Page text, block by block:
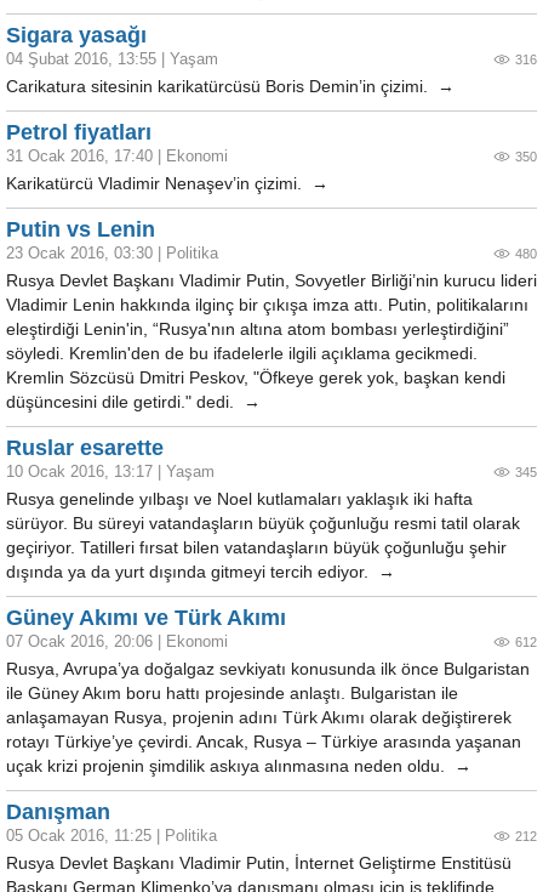
Sigara yasağı
04 Şubat 2016, 13:55 Yaşam 316
Carikatura sitesinin karikatürcüsü Boris Demin’in çizimi. →
Petrol fiyatları
31 Ocak 2016, 17:40 Ekonomi 350
Karikatürcü Vladimir Nenaşev’in çizimi. →
Putin vs Lenin
23 Ocak 2016, 03:30 Politika 480
Rusya Devlet Başkanı Vladimir Putin, Sovyetler Birliği’nin kurucu lideri
Vladimir Lenin hakkında ilginç bir çıkışa imza attı. Putin, politikalarını
eleştirdiği Lenin'in, “Rusya'nın altına atom bombası yerleştirdiğini”
söyledi. Kremlin'den de bu ifadelerle ilgili açıklama gecikmedi.
Kremlin Sözcüsü Dmitri Peskov, "Öfkeye gerek yok, başkan kendi
düşüncesini dile getirdi." dedi. →
Ruslar esarette
10 Ocak 2016, 13:17 Yaşam 345
Rusya genelinde yılbaşı ve Noel kutlamaları yaklaşık iki hafta
sürüyor. Bu süreyi vatandaşların büyük çoğunluğu resmi tatil olarak
geçiriyor. Tatilleri fırsat bilen vatandaşların büyük çoğunluğu şehir
dışında ya da yurt dışında gitmeyi tercih ediyor. →
Güney Akımı ve Türk Akımı
07 Ocak 2016, 20:06 Ekonomi 612
Rusya, Avrupa’ya doğalgaz sevkiyatı konusunda ilk önce Bulgaristan
ile Güney Akım boru hattı projesinde anlaştı. Bulgaristan ile
anlaşamayan Rusya, projenin adını Türk Akımı olarak değiştirerek
rotayı Türkiye’ye çevirdi. Ancak, Rusya – Türkiye arasında yaşanan
uçak krizi projenin şimdilik askıya alınmasına neden oldu. →
Danışman
05 Ocak 2016, 11:25 Politika 212
Rusya Devlet Başkanı Vladimir Putin, İnternet Geliştirme Enstitüsü
Başkanı German Klimenko’ya danışmanı olması için iş teklifinde